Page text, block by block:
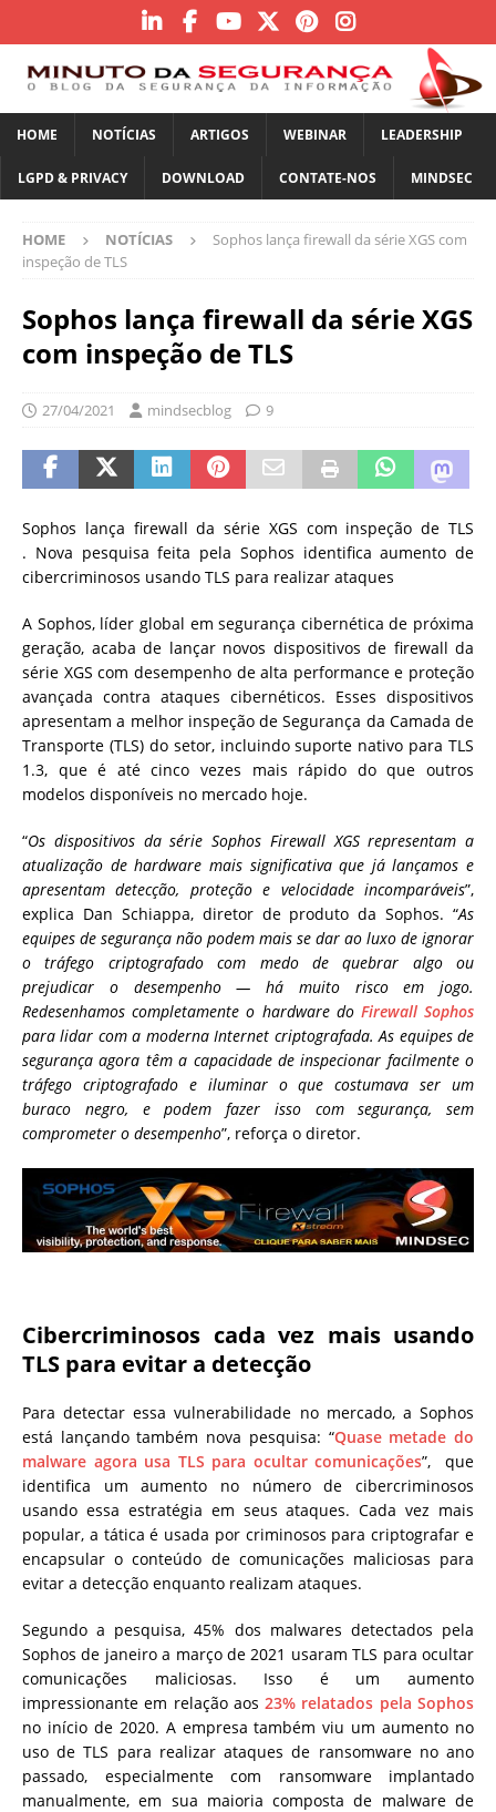
HOME NOTÍCIAS ARTIGOS WEBINAR LEADERSHIP
LGPD & PRIVACY DOWNLOAD CONTATE-NOS MINDSEC
HOME NOTÍCIAS
Sophos lança firewall da série XGS com
inspeção de TLS
Sophos lança firewall da série XGS
com inspeção de TLS
27/04/2021 mindsecblog 9
Sophos lança firewall da série XGS com inspeção de TLS
. Nova pesquisa feita pela Sophos identifica aumento de
cibercriminosos usando TLS para realizar ataques
A Sophos, líder global em segurança cibernética de próxima
geração, acaba de lançar novos dispositivos de firewall da
série XGS com desempenho de alta performance e proteção
avançada contra ataques cibernéticos. Esses dispositivos
apresentam a melhor inspeção de Segurança da Camada de
Transporte (TLS) do setor, incluindo suporte nativo para TLS
1.3, que é até cinco vezes mais rápido do que outros
modelos disponíveis no mercado hoje.
“Os dispositivos da série Sophos Firewall XGS representam a
atualização de hardware mais significativa que já lançamos e
apresentam detecção, proteção e velocidade incomparáveis”,
explica Dan Schiappa, diretor de produto da Sophos. “As
equipes de segurança não podem mais se dar ao luxo de ignorar
o tráfego criptografado com medo de quebrar algo ou
prejudicar o desempenho — há muito risco em jogo.
Redesenhamos completamente o hardware do Firewall Sophos
para lidar com a moderna Internet criptografada. As equipes de
segurança agora têm a capacidade de inspecionar facilmente o
tráfego criptografado e iluminar o que costumava ser um
buraco negro, e podem fazer isso com segurança, sem
comprometer o desempenho”, reforça o diretor.
Cibercriminosos cada vez mais usando
TLS para evitar a detecção
Para detectar essa vulnerabilidade no mercado, a Sophos
está lançando também nova pesquisa: “Quase metade do
malware agora usa TLS para ocultar comunicações”, que
identifica um aumento no número de cibercriminosos
usando essa estratégia em seus ataques. Cada vez mais
popular, a tática é usada por criminosos para criptografar e
encapsular o conteúdo de comunicações maliciosas para
evitar a detecção enquanto realizam ataques.
Segundo a pesquisa, 45% dos malwares detectados pela
Sophos de janeiro a março de 2021 usaram TLS para ocultar
comunicações maliciosas. Isso é um aumento
impressionante em relação aos23% relatados pela Sophos
no início de 2020. A empresa também viu um aumento no
uso de TLS para realizar ataques de ransomware no ano
passado, especialmente com ransomware implantado
manualmente, em sua maioria composta de malware de